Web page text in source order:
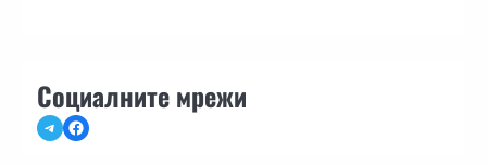
Социалните мрежи
TelegramFacebook